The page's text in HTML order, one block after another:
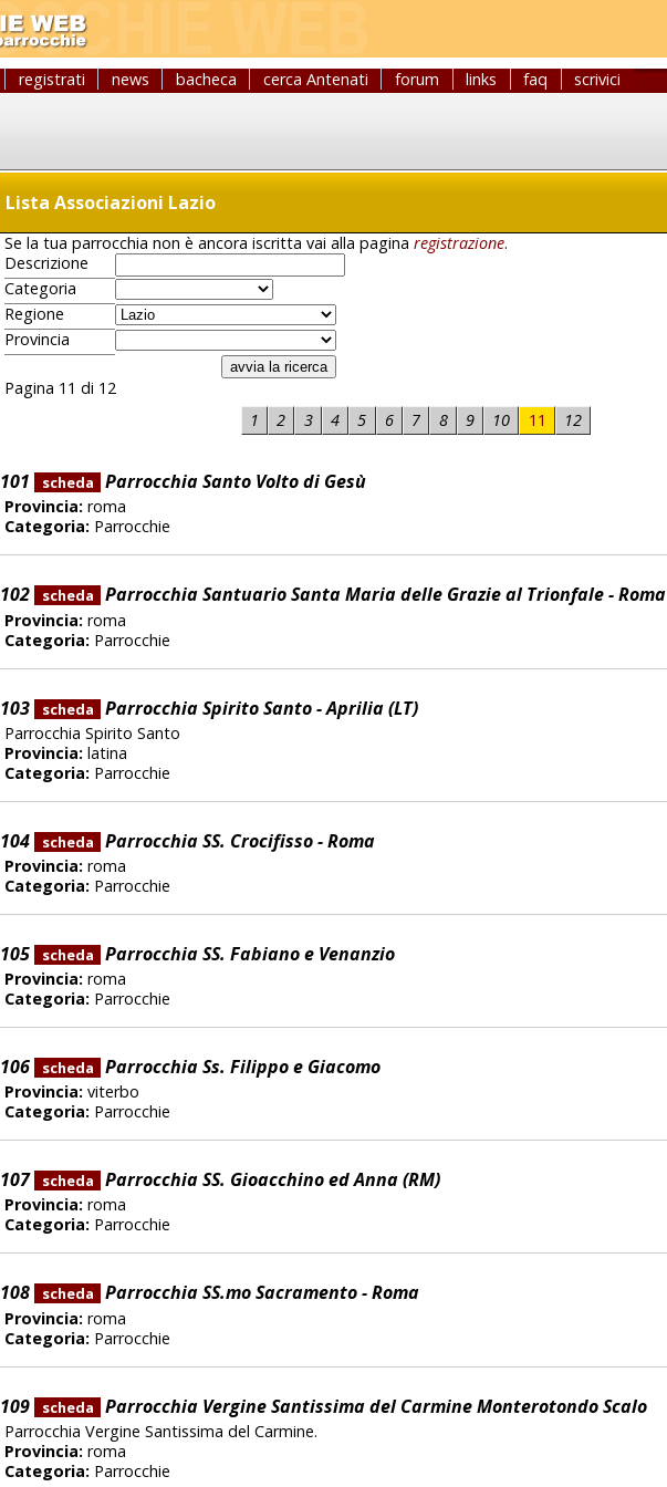
registrati news bacheca cerca Antenati forum links faq scrivici
Lista Associazioni Lazio
Se la tua parrocchia non è ancora iscritta vai alla paginaregistrazione.
Descrizione
Categoria
Regione
Provincia
Pagina 11 di 12
1
2 3 4 5 6 7 8 9 10 11 12
101 scheda Parrocchia Santo Volto di Gesù
Provincia: roma
Categoria: Parrocchie
102 scheda Parrocchia Santuario Santa Maria delle Grazie al Trionfale - Roma
Provincia: roma
Categoria: Parrocchie
103 scheda Parrocchia Spirito Santo - Aprilia (LT)
Parrocchia Spirito Santo
Provincia: latina
Categoria: Parrocchie
104 scheda Parrocchia SS. Crocifisso - Roma
Provincia: roma
Categoria: Parrocchie
105 scheda Parrocchia SS. Fabiano e Venanzio
Provincia: roma
Categoria: Parrocchie
106 scheda Parrocchia Ss. Filippo e Giacomo
Provincia: viterbo
Categoria: Parrocchie
107 scheda Parrocchia SS. Gioacchino ed Anna (RM)
Provincia: roma
Categoria: Parrocchie
108 scheda Parrocchia SS.mo Sacramento - Roma
Provincia: roma
Categoria: Parrocchie
109 scheda Parrocchia Vergine Santissima del Carmine Monterotondo Scalo
Parrocchia Vergine Santissima del Carmine.
Provincia: roma
Categoria: Parrocchie